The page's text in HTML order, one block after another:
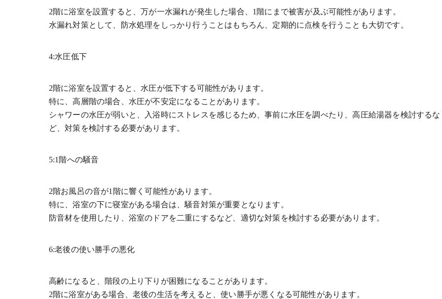
2階に浴室を設置すると、万が一水漏れが発生した場合、1階にまで被害が及ぶ可能性があります。
水漏れ対策として、防水処理をしっかり行うことはもちろん、定期的に点検を行うことも大切です。
4:水圧低下
2階に浴室を設置すると、水圧が低下する可能性があります。
特に、高層階の場合、水圧が不安定になることがあります。
シャワーの水圧が弱いと、入浴時にストレスを感じるため、事前に水圧を調べたり、高圧給湯器を検討するな
ど、対策を検討する必要があります。
5:1階への騒音
2階お風呂の音が1階に響く可能性があります。
特に、浴室の下に寝室がある場合は、騒音対策が重要となります。
防音材を使用したり、浴室のドアを二重にするなど、適切な対策を検討する必要があります。
6:老後の使い勝手の悪化
高齢になると、階段の上り下りが困難になることがあります。
2階に浴室がある場合、老後の生活を考えると、使い勝手が悪くなる可能性があります。